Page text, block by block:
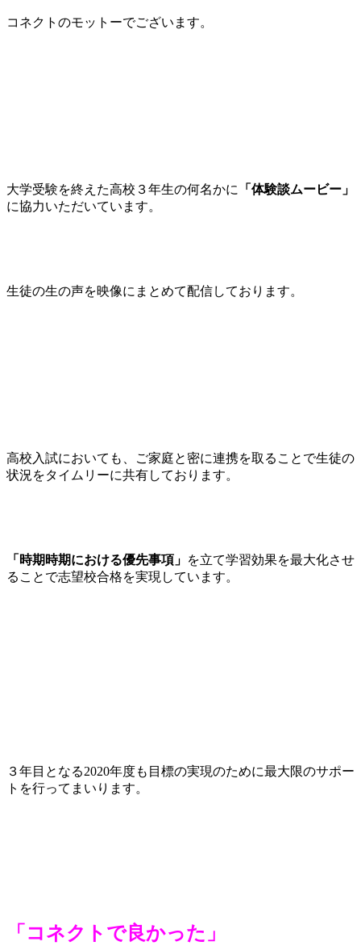
コネクトのモットーでございます。
大学受験を終えた高校３年生の何名かに 「体験談ムービー」
に協力いただいています。
生徒の生の声を映像にまとめて配信しております。
高校入試においても、ご家庭と密に連携を取ることで生徒の
状況をタイムリーに共有しております。
「時期時期における優先事項」 を立て学習効果を最大化させ
ることで志望校合格を実現しています。
３年目となる2020年度も目標の実現のために最大限のサポー
トを行ってまいります。
「コネクトで良かった」